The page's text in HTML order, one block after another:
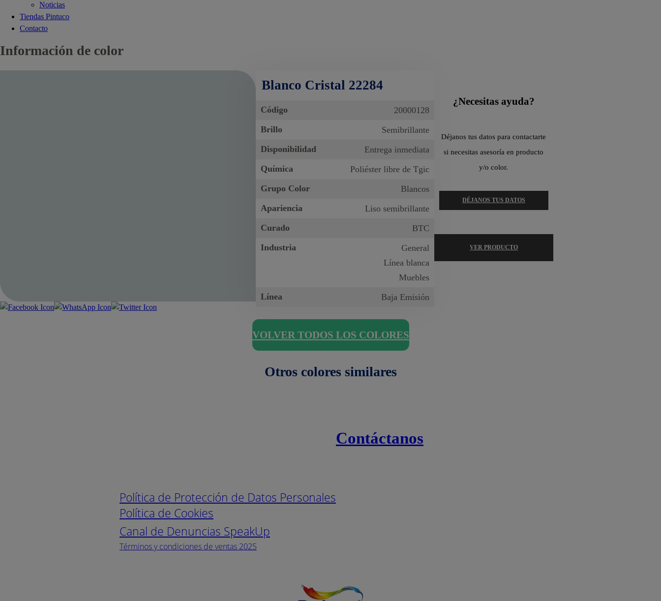
Noticias
Tiendas Pintuco
Contacto
Información de color
Blanco Cristal 22284
Código
20000128
Brillo
Semibrillante
Disponibilidad
Entrega inmediata
Química
Poliéster libre de Tgic
Grupo Color
Blancos
Apariencia
Liso semibrillante
Curado
BTC
Industria
General
Línea blanca
Muebles
Línea
Baja Emisión
¿Necesitas ayuda?
Déjanos tus datos para contactarte
si necesitas asesoría en producto
y/o color.
DÉJANOS TUS DATOS
VER PRODUCTO
VOLVER TODOS LOS COLORES
Otros colores similares
Política de Protección de Datos Personales
Política de Cookies
Canal de Denuncias SpeakUp
Términos y condiciones de ventas 2025
Contáctanos